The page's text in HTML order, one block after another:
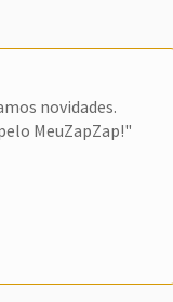
novidades.
MeuZapZap!"